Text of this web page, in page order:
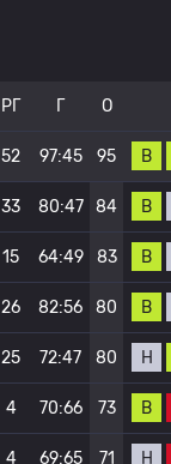
РГ Г О
52 97:45 95 В
33 80:47 84 В
15 64:49 83 В
26 82:56 80 В
25 72:47 80 Н
4 70:66 73 В
4 69:65 71 Н